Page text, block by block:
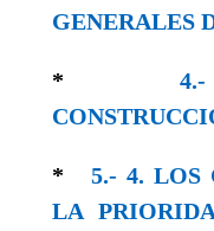
GENERALES
*
*5.- 4. LOS
LA